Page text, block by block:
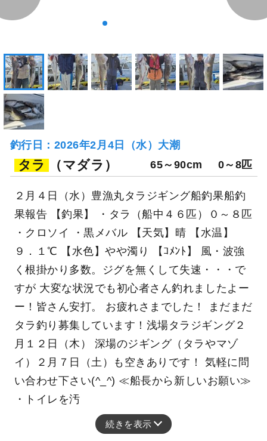
釣行日：2026年2月4日（水）大潮
タラ （マダラ）
２月４日（水）豊漁丸タラジギング船釣果船釣